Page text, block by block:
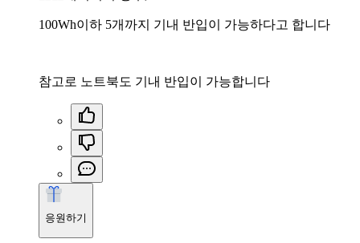
100Wh이하 5개까지 기내 반입이 가능하다고 합니다
참고로 노트북도 기내 반입이 가능합니다
응원하기